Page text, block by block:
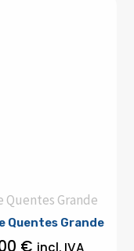
Quentes Grande
Quentes Grande
incl. IVA